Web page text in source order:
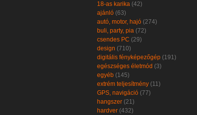
18-as karika (42)
ajánló (63)
autó, motor, hajó (274)
buli, party, pia (72)
csendes PC (29)
design (710)
digitális fényképezőgép (191)
egészséges életmód (3)
egyéb (145)
extrém teljesítmény (11)
GPS, navigáció (77)
hangszer (21)
hardver (432)